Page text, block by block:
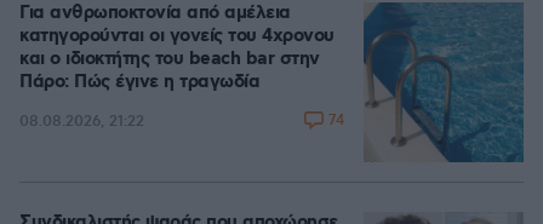
Για ανθρωποκτονία από αμέλεια
κατηγορούνται οι γονείς του 4χρονου
και ο ιδιοκτήτης του beach bar στην
Πάρο: Πώς έγινε η τραγωδία
08.08.2026, 21:22 74